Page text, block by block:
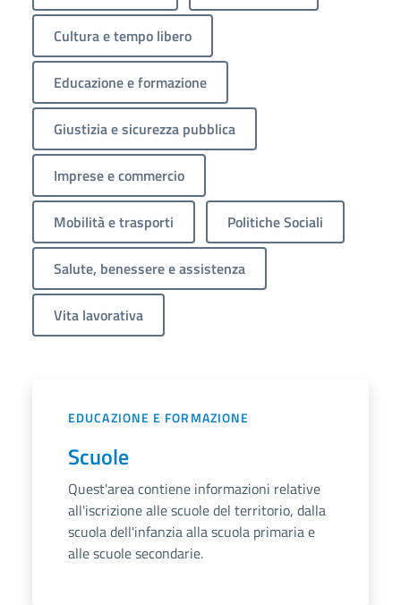
Cultura e tempo libero
Educazione e formazione
Giustizia e sicurezza pubblica
Imprese e commercio
Mobilità e trasporti Politiche Sociali
Salute, benessere e assistenza
Vita lavorativa
EDUCAZIONE E FORMAZIONE
Scuole
Quest'area contiene informazioni relative
all'iscrizione alle scuole del territorio, dalla
scuola dell'infanzia alla scuola primaria e
alle scuole secondarie.